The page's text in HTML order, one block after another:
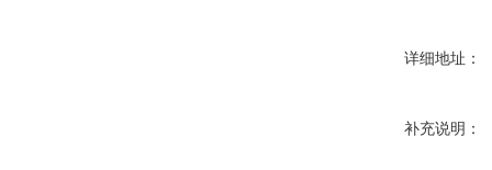
详细地址：
补充说明：